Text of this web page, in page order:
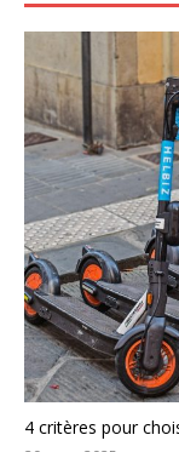
4 critères pour